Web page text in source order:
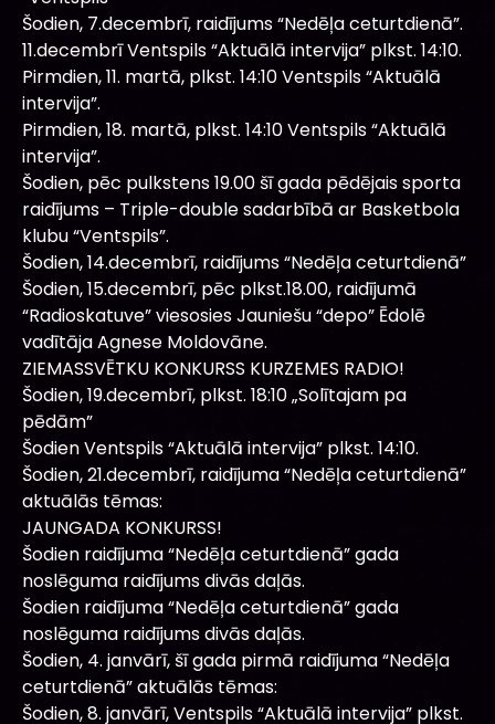
Šodien, 7.decembrī, raidījums “Nedēļa ceturtdienā”.
11.decembrī Ventspils “Aktuālā intervija” plkst. 14:10.
Pirmdien, 11. martā, plkst. 14:10 Ventspils “Aktuālā
intervija”.
Pirmdien, 18. martā, plkst. 14:10 Ventspils “Aktuālā
intervija”.
Šodien, pēc pulkstens 19.00 šī gada pēdējais sporta
raidījums – Triple-double sadarbībā ar Basketbola
klubu “Ventspils”.
Šodien, 14.decembrī, raidījums “Nedēļa ceturtdienā”
Šodien, 15.decembrī, pēc plkst.18.00, raidījumā
“Radioskatuve” viesosies Jauniešu “depo” Ēdolē
vadītāja Agnese Moldovāne.
ZIEMASSVĒTKU KONKURSS KURZEMES RADIO!
Šodien, 19.decembrī, plkst. 18:10 „Solītajam pa
pēdām”
Šodien Ventspils “Aktuālā intervija” plkst. 14:10.
Šodien, 21.decembrī, raidījuma “Nedēļa ceturtdienā”
aktuālās tēmas:
JAUNGADA KONKURSS!
Šodien raidījuma “Nedēļa ceturtdienā” gada
noslēguma raidījums divās daļās.
Šodien raidījuma “Nedēļa ceturtdienā” gada
noslēguma raidījums divās daļās.
Šodien, 4. janvārī, šī gada pirmā raidījuma “Nedēļa
ceturtdienā” aktuālās tēmas:
Šodien, 8. janvārī, Ventspils “Aktuālā intervija” plkst.